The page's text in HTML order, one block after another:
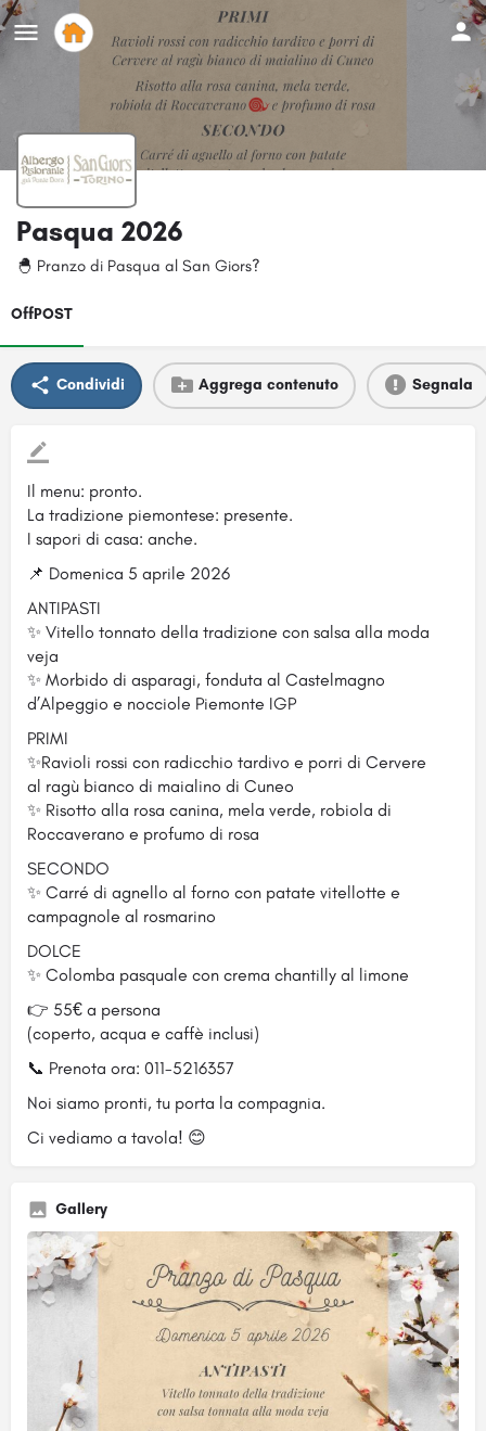
Pasqua 2026
🐣 Pranzo di Pasqua al San Giors?
OffPOST
Condividi Aggrega contenuto Segnala
Il menu: pronto.
La tradizione piemontese: presente.
I sapori di casa: anche.
📌 Domenica 5 aprile 2026
ANTIPASTI
✨ Vitello tonnato della tradizione con salsa alla moda
veja
✨ Morbido di asparagi, fonduta al Castelmagno
d’Alpeggio e nocciole Piemonte IGP
PRIMI
✨Ravioli rossi con radicchio tardivo e porri di Cervere
al ragù bianco di maialino di Cuneo
✨ Risotto alla rosa canina, mela verde, robiola di
Roccaverano e profumo di rosa
SECONDO
✨ Carré di agnello al forno con patate vitellotte e
campagnole al rosmarino
DOLCE
✨ Colomba pasquale con crema chantilly al limone
👉 55€ a persona
(coperto, acqua e caffè inclusi)
📞 Prenota ora: 011-5216357
Noi siamo pronti, tu porta la compagnia.
Ci vediamo a tavola! 😊
Gallery